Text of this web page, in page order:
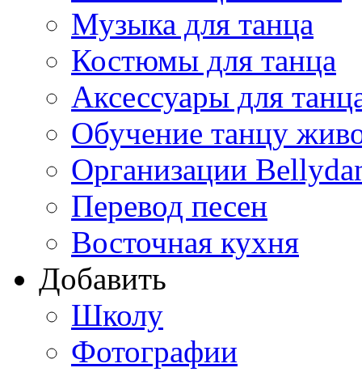
Музыка для танца
Костюмы для танца
Аксессуары для
Обучение танцу
Организации
Перевод песен
Восточная кухня
Добавить
Школу
Фотографии